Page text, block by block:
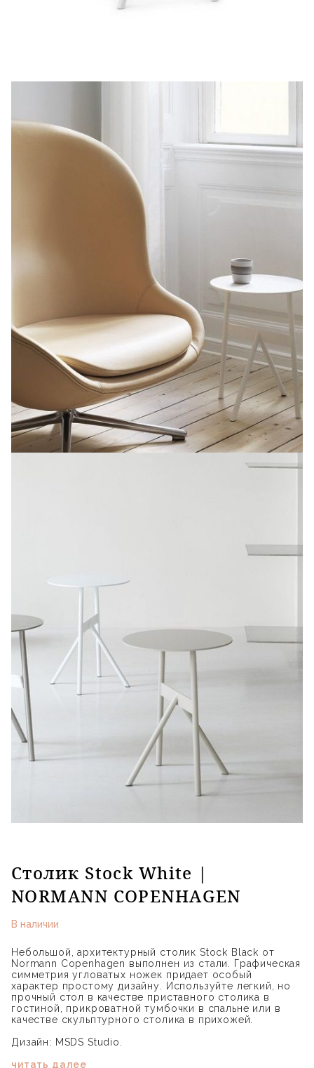
Столик Stock White |
NORMANN COPENHAGEN
В наличии
Небольшой, архитектурный столик Stock Black от
Normann Copenhagen выполнен из стали. Графическая
симметрия угловатых ножек придает особый
характер простому дизайну. Используйте легкий, но
прочный стол в качестве приставного столика в
гостиной, прикроватной тумбочки в спальне или в
качестве скульптурного столика в прихожей.
Дизайн: MSDS Studio.
читать далее